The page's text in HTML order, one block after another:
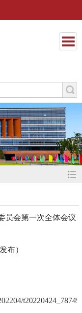
员会第一次全体会议
布）